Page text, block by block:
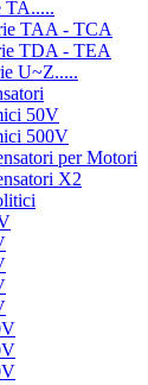
TA.....
TAA - TCA
TDA - TEA
U~Z.....
50V
500V
per Motori
X2